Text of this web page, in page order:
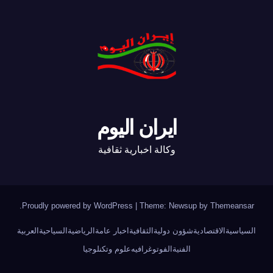
ايران اليوم
وكالة اخبارية ثقافية
Proudly powered by WordPress Theme: Newsup by Themeansar
.
السياسيةالاقتصاديةشؤون دوليةالثقافيةاخبار عامةالرياضيةالسياحيةالعربية
الفنية الفوتوغرافيهعلوم وتكنلوجيا